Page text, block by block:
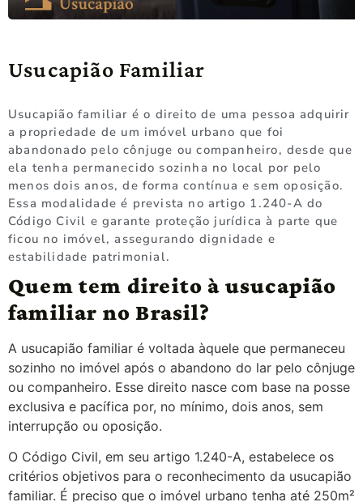
Usucapião Familiar
Usucapião familiar é o direito de uma pessoa adquirir
a propriedade de um imóvel urbano que foi
abandonado pelo cônjuge ou companheiro, desde que
ela tenha permanecido sozinha no local por pelo
menos dois anos, de forma contínua e sem oposição.
Essa modalidade é prevista no artigo 1.240-A do
Código Civil e garante proteção jurídica à parte que
ficou no imóvel, assegurando dignidade e
estabilidade patrimonial.
Quem tem direito à usucapião
familiar no Brasil?
A usucapião familiar é voltada àquele que permaneceu
sozinho no imóvel após o abandono do lar pelo cônjuge
ou companheiro. Esse direito nasce com base na posse
exclusiva e pacífica por, no mínimo, dois anos, sem
interrupção ou oposição.
O Código Civil, em seu artigo 1.240-A, estabelece os
critérios objetivos para o reconhecimento da usucapião
familiar. É preciso que o imóvel urbano tenha até 250m²